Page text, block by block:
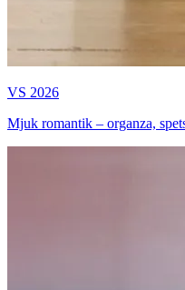
VS 2026
Mjuk romantik – organza,